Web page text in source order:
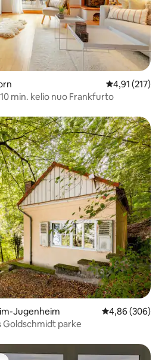
Vidutinis
4,91 (217)
min. kelio nuo Frankfurto
Jugenheim Vidutinis
4,86 (306)
Goldschmidt parke